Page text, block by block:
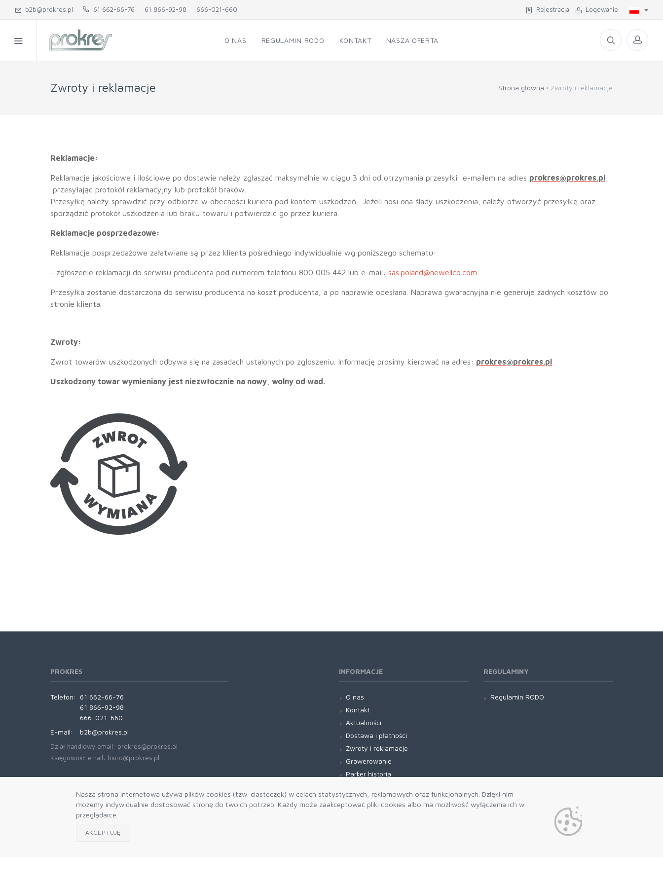
Nasza strona internetowa używa plików cookies (tzw. ciasteczek) w celach statystycznych, reklamowych oraz funkcjonalnych. Dzięki nim
możemy indywidualnie dostosować stronę do twoich potrzeb. Każdy może zaakceptować pliki cookies albo ma możliwość wyłączenia ich w
przeglądarce.
AKCEPTUJĘ
b2b@prokres.pl 61 662-66-76 61 866-92-98 666-021-660 Rejestracja Logowanie
O NAS REGULAMIN RODO KONTAKT NASZA OFERTA
Zwroty i reklamacje Strona główna Zwroty i reklamacje
Reklamacje:
Reklamacje jakościowe i ilościowe po dostawie należy zgłaszać maksymalnie w ciągu 3 dni od otrzymania przesyłki: e-mailem na adres prokres@prokres.pl
przesyłając protokół reklamacyjny lub protokół braków.
Przesyłkę należy sprawdzić przy odbiorze w obecności kuriera pod kontem uszkodzeń . Jeżeli nosi ona ślady uszkodzenia, należy otworzyć przesyłkę oraz
sporządzić protokół uszkodzenia lub braku towaru i potwierdzić go przez kuriera.
Reklamacje posprzedażowe:
Reklamacje posprzedażowe załatwiane są przez klienta pośredniego indywidualnie wg poniższego schematu:
- zgłoszenie reklamacji do serwisu producenta pod numerem telefonu 800 005 442 lub e-mail: sas.poland@newellco.com
Przesyłka zostanie dostarczona do serwisu producenta na koszt producenta, a po naprawie odesłana. Naprawa gwaracnyjna nie generuje żadnych kosztów po
stronie klienta.
Zwroty:
Zwrot towarów uszkodzonych odbywa się na zasadach ustalonych po zgłoszeniu. Informację prosimy kierować na adres: prokres@prokres.pl
Uszkodzony towar wymieniany jest niezwłocznie na nowy, wolny od wad.
PROKRES
Telefon:
61 662-66-76
61 866-92-98
666-021-660
E-mail:
b2b@prokres.pl
Dział handlowy email: prokres@prokres.pl
Księgowość email: biuro@prokres.pl
INFORMACJE
O nas
Kontakt
Aktualności
Dostawa i płatności
Zwroty i reklamacje
Grawerowanie
Parker historia
REGULAMINY
Regulamin RODO